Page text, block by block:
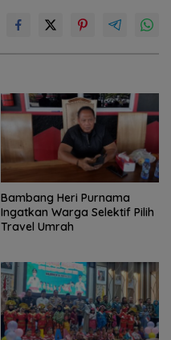
Bambang Heri Purnama
Ingatkan Warga Selektif Pilih
Travel Umrah